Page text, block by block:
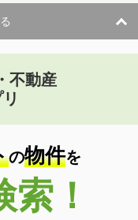
江波南２
不動産
の物件を
！